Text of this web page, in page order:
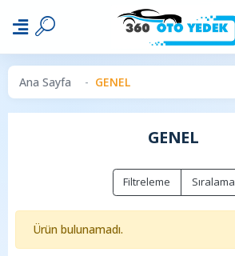
Ana Sayfa GENEL
GENEL
Filtreleme Sıralama
Ürün bulunamadı.